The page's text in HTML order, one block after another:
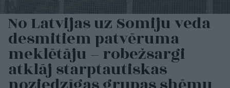
No Latvijas uz Somiju veda
desmitiem patvēruma
meklētāju – robežsargi
atklāj starptautiskas